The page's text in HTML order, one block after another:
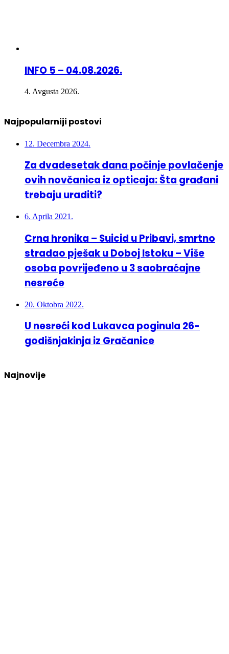
INFO 5 – 04.08.2026.
4. Avgusta 2026.
Najpopularniji postovi
12. Decembra 2024.
Za dvadesetak dana počinje povlačenje
ovih novčanica iz opticaja: Šta građani
trebaju uraditi?
6. Aprila 2021.
Crna hronika – Suicid u Pribavi, smrtno
stradao pješak u Doboj Istoku – Više
osoba povrijeđeno u 3 saobraćajne
nesreće
20. Oktobra 2022.
U nesreći kod Lukavca poginula 26-
godišnjakinja iz Gračanice
Najnovije